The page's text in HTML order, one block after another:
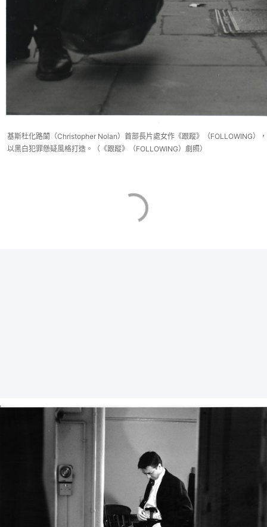
基斯杜化路蘭（Christopher Nolan）首部長片處女作《跟蹤》（FOLLOWING），
以黑白犯罪懸疑風格打造。（《跟蹤》（FOLLOWING）劇照）